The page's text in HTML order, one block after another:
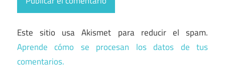
Este sitio usa Akismet para reducir el spam.
Aprende cómo se procesan los datos de tus
comentarios.